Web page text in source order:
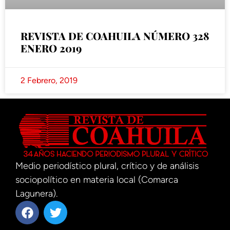
REVISTA DE COAHUILA NÚMERO 328
ENERO 2019
2 Febrero, 2019
Medio periodístico plural, crítico y de análisis
sociopolítico en materia local (Comarca
Lagunera).